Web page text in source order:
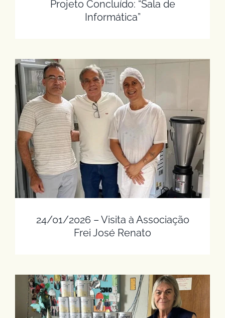
Projeto Concluído: “Sala de
Informática”
24/01/2026 – Visita à Associação Frei José
Renato
24/01/2026 – Visita à Associação
Frei José Renato